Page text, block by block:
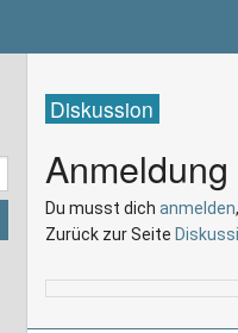
Diskussion
Du musst dichanmelden
Zurück zur Seite